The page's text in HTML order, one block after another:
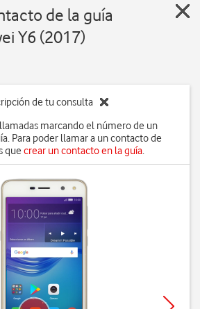
de la guía
Y6 (2017)
de tu consulta
marcando el número de un
Para poder llamar a un contacto de
que crear un contacto en la guía.